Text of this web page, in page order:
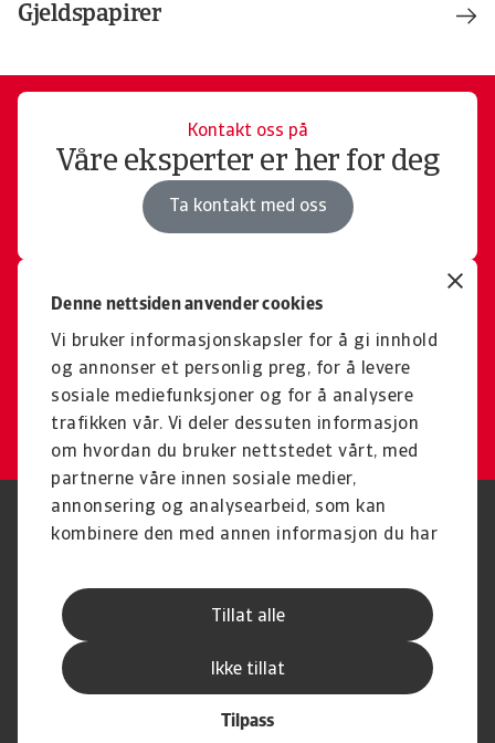
Denne nettsiden anvender cookies
Vi bruker informasjonskapsler for å gi innhold
og annonser et personlig preg, for å levere
sosiale mediefunksjoner og for å analysere
trafikken vår. Vi deler dessuten informasjon
om hvordan du bruker nettstedet vårt, med
partnerne våre innen sosiale medier,
annonsering og analysearbeid, som kan
kombinere den med annen informasjon du har
samlet inn gjennom din bruk av tjenestene
deres.
Tillat alle
Tilpass
Ikke tillat
Gjeldspapirer
Kontakt oss på
Våre eksperter er her for deg
Ta kontakt med oss
Karriere
Se hvilke muligheter som
finnes
Besøk karrierer
Juridisk informasjon
Personvernerklæring
Driftstatus
Whistleblowing
Sende inn en klage